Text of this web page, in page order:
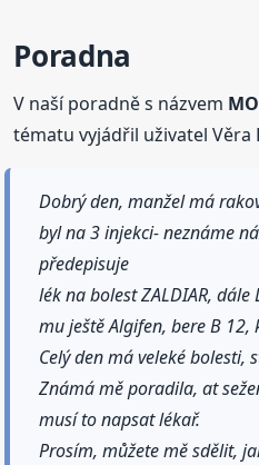
Poradna
V naší poradně s názvem
tématu vyjádřil uživatel Věra
Dobrý den, manžel má
byl na 3 injekci- neznáme
předepisuje
lék na bolest ZALDIAR,
mu ještě Algifen, bere B
Celý den má veleké bolesti,
Známá mě poradila, at
musí to napsat lékař.
Prosím, můžete mě sdělit,